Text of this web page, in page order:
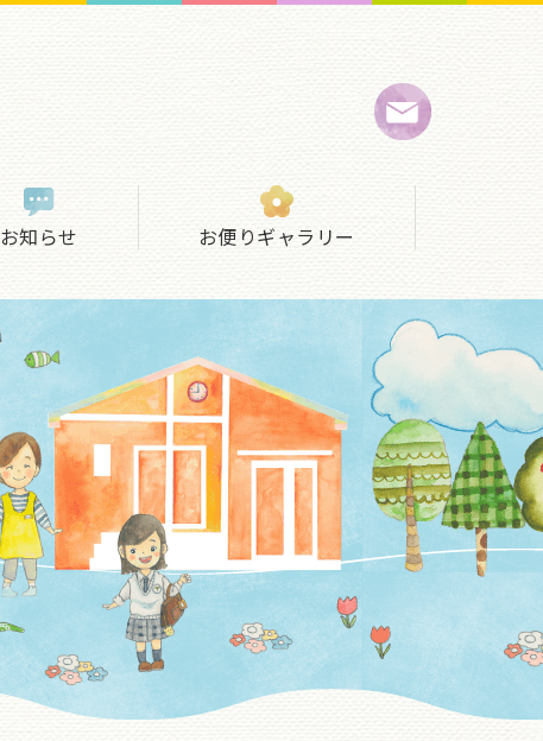
お知らせ お便りギャラリー